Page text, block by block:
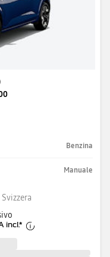
Benzina
Manuale
incl.*